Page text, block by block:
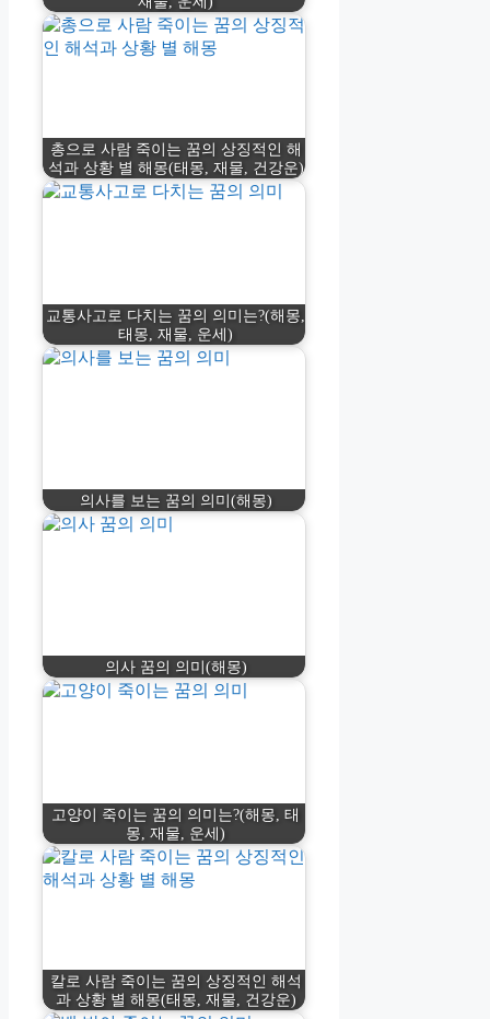
총으로 사람 죽이는 꿈의 상징적인 해
석과 상황 별 해몽(태몽, 재물, 건강운)
교통사고로 다치는 꿈의 의미는?(해몽,
태몽, 재물, 운세)
의사를 보는 꿈의 의미(해몽)
의사 꿈의 의미(해몽)
고양이 죽이는 꿈의 의미는?(해몽, 태
몽, 재물, 운세)
칼로 사람 죽이는 꿈의 상징적인 해석
과 상황 별 해몽(태몽, 재물, 건강운)